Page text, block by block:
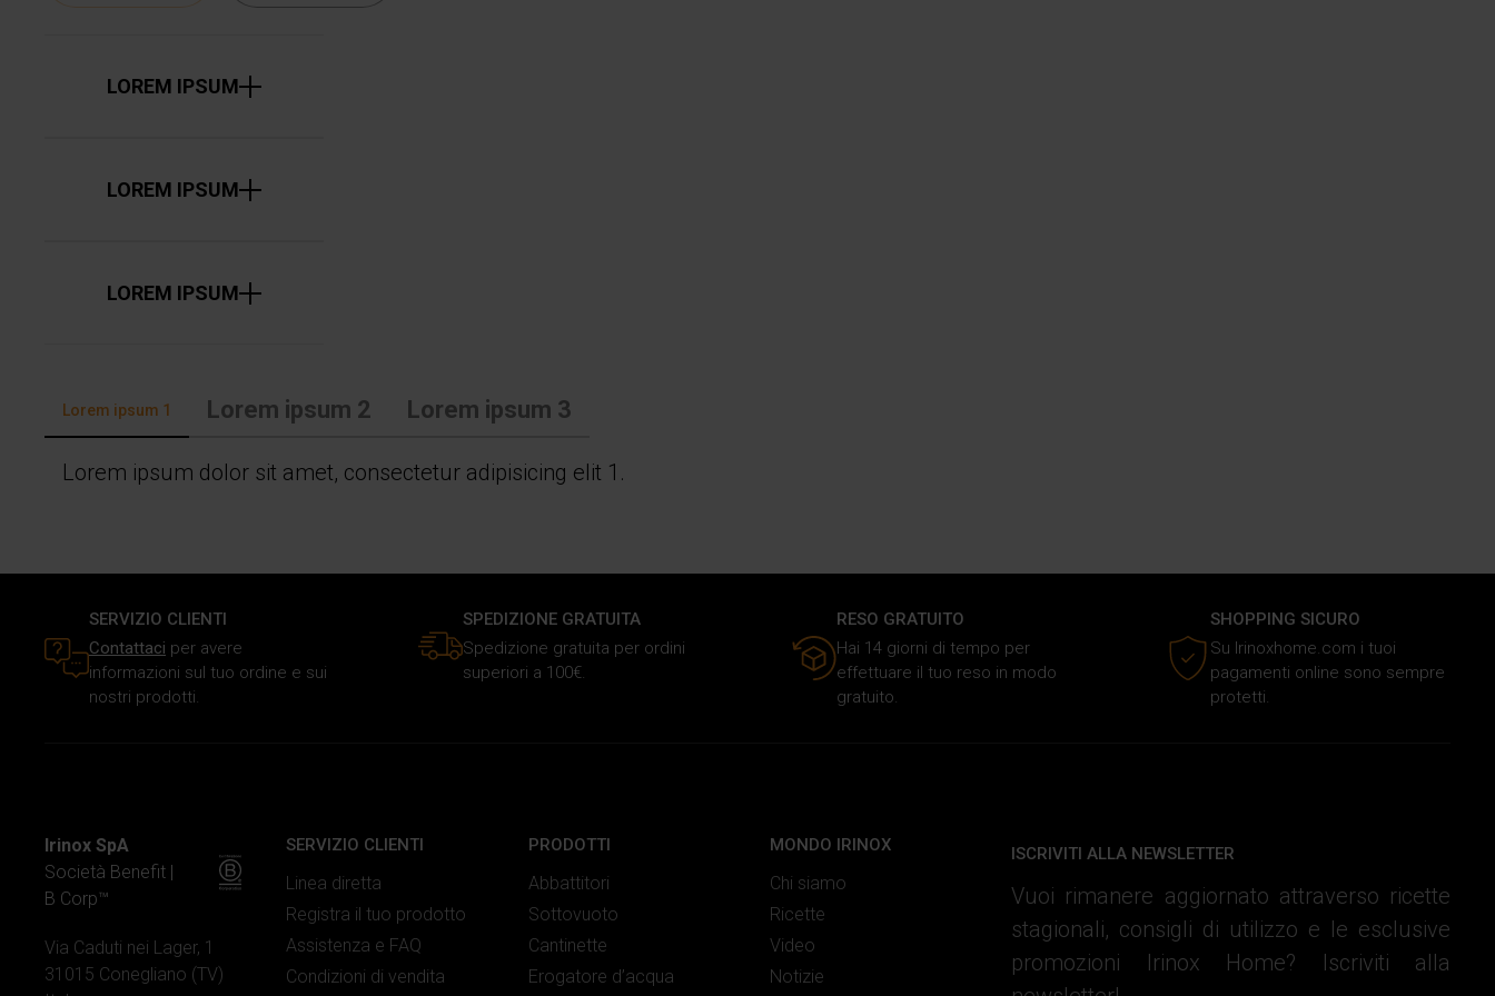
LOREM IPSUM
LOREM IPSUM
LOREM IPSUM
Lorem ipsum 1 Lorem ipsum 2 Lorem ipsum 3
Lorem ipsum dolor sit amet, consectetur adipisicing elit 1.
SERVIZIO CLIENTI
Contattaci per avere
informazioni sul tuo ordine e sui
nostri prodotti.
SPEDIZIONE GRATUITA
Spedizione gratuita per ordini
superiori a 100€.
RESO GRATUITO
Hai 14 giorni di tempo per
effettuare il tuo reso in modo
gratuito.
SHOPPING SICURO
Su Irinoxhome.com i tuoi
pagamenti online sono sempre
protetti.
Irinox SpA
Società Benefit |
B Corp™
Via Caduti nei Lager, 1
31015 Conegliano (TV)
SERVIZIO CLIENTI
Linea diretta
Registra il tuo prodotto
Assistenza e FAQ
Condizioni di vendita
PRODOTTI
Abbattitori
Sottovuoto
Cantinette
Erogatore d’acqua
MONDO IRINOX
Chi siamo
Ricette
Video
Notizie
ISCRIVITI ALLA NEWSLETTER
Vuoi rimanere aggiornato attraverso ricette
stagionali, consigli di utilizzo e le esclusive
promozioni Irinox Home? Iscriviti alla